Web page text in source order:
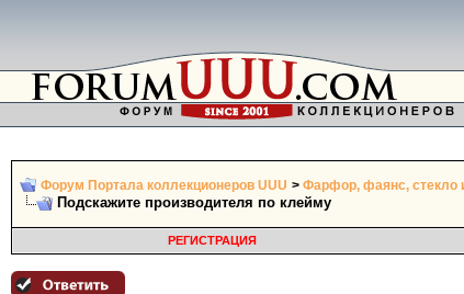
Форум Портала коллекционеров UUU > Фарфор, фаянс, стекло
Подскажите производителя по клейму
РЕГИСТРАЦИЯ